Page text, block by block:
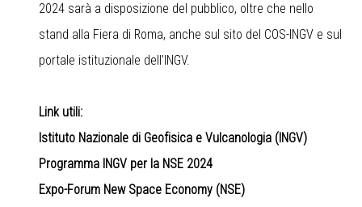
2024 sarà a disposizione del pubblico, oltre che nello
stand alla Fiera di Roma, anche sul sito del COS-INGV e sul
portale istituzionale dell’INGV.
Link utili:
Istituto Nazionale di Geofisica e Vulcanologia (INGV)
Programma INGV per la NSE 2024
Expo-Forum New Space Economy (NSE)